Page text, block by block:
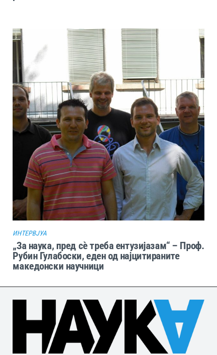
ИНТЕРВЈУА
„За наука, пред сѐ треба ентузијазам“ – Проф.
Рубин Гулабоски, еден од најцитираните
македонски научници